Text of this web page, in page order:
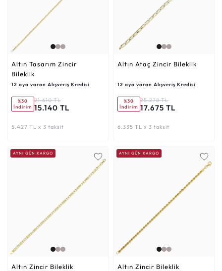
Altın Tasarım Zincir
Bileklik
12 aya varan Alışveriş Kredisi
%30
İndirim
21.610 TL
15.140 TL
5.427 TL x 3 taksit
Altın Ataç Zincir Bileklik
12 aya varan Alışveriş Kredisi
%30
İndirim
25.278 TL
17.675 TL
6.335 TL x 3 taksit
AYNI GÜN KARGO
Altın Zincir Bileklik
AYNI GÜN KARGO
Altın Zincir Bileklik